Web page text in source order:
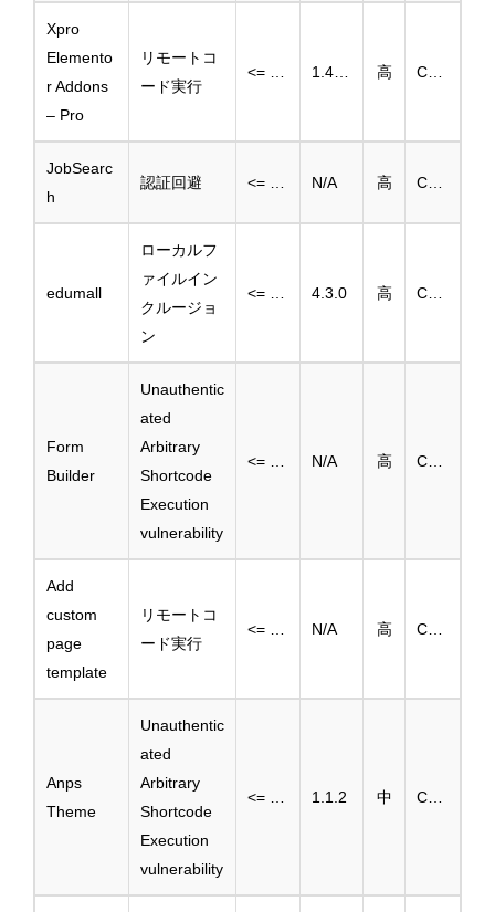
Xpro
Elemento
r Addons
– Pro
リモートコ
ード実行
高
JobSearc
h
認証回避 N/A 高
edumall
ローカルフ
ァイルイン
クルージョ
ン
4.3.0 高
Form
Builder
Unauthentic
ated
Arbitrary
Shortcode
Execution
vulnerability
N/A 高
Add
custom
page
template
リモートコ
ード実行
N/A 高
Anps
Theme
Unauthentic
ated
Arbitrary
Shortcode
Execution
vulnerability
1.1.2 中